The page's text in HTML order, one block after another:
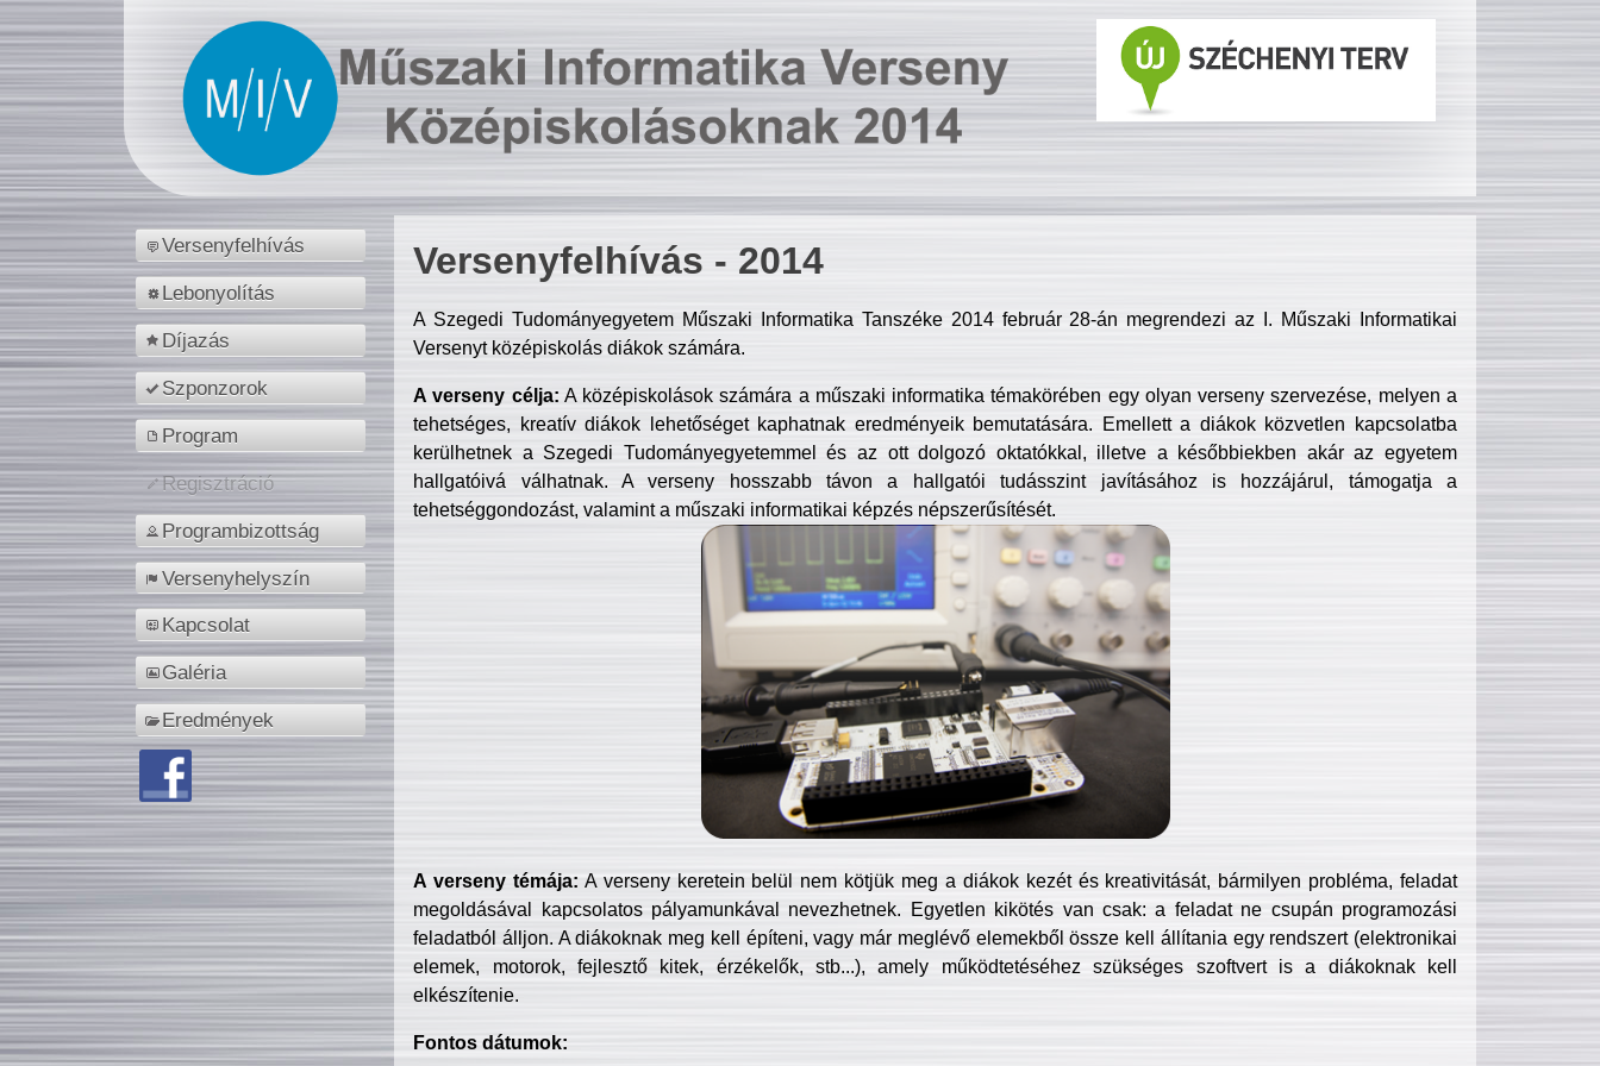
Versenyfelhívás
Lebonyolítás
Díjazás
Szponzorok
Program
Regisztráció
Programbizottság
Versenyhelyszín
Kapcsolat
Galéria
Eredmények
Versenyfelhívás - 2014
A Szegedi Tudományegyetem Műszaki Informatika Tanszéke 2014 február 28-án megrendezi az I. Műszaki Informatikai
Versenyt középiskolás diákok számára.
A verseny célja: A középiskolások számára a műszaki informatika témakörében egy olyan verseny szervezése, melyen a
tehetséges, kreatív diákok lehetőséget kaphatnak eredményeik bemutatására. Emellett a diákok közvetlen kapcsolatba
kerülhetnek a Szegedi Tudományegyetemmel és az ott dolgozó oktatókkal, illetve a későbbiekben akár az egyetem
hallgatóivá válhatnak. A verseny hosszabb távon a hallgatói tudásszint javításához is hozzájárul, támogatja a
tehetséggondozást, valamint a műszaki informatikai képzés népszerűsítését.
A verseny témája: A verseny keretein belül nem kötjük meg a diákok kezét és kreativitását, bármilyen probléma, feladat
megoldásával kapcsolatos pályamunkával nevezhetnek. Egyetlen kikötés van csak: a feladat ne csupán programozási
feladatból álljon. A diákoknak meg kell építeni, vagy már meglévő elemekből össze kell állítania egy rendszert (elektronikai
elemek, motorok, fejlesztő kitek, érzékelők, stb...), amely működtetéséhez szükséges szoftvert is a diákoknak kell
elkészítenie.
Fontos dátumok: